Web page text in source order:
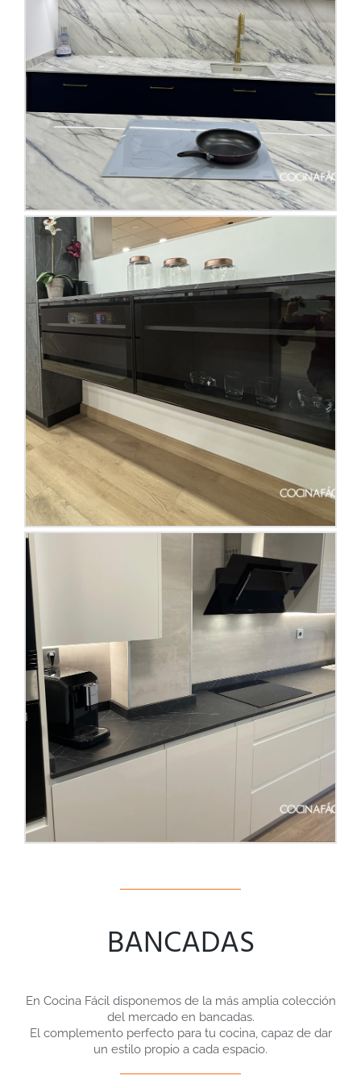
BANCADAS
En Cocina Fácil disponemos de la más amplia colección
del mercado en bancadas.
El complemento perfecto para tu cocina, capaz de dar
un estilo propio a cada espacio.